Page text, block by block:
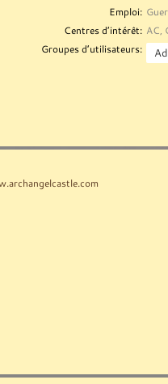
Emploi:
Centres d’intérêt: AC,
Groupes d’utilisateurs: